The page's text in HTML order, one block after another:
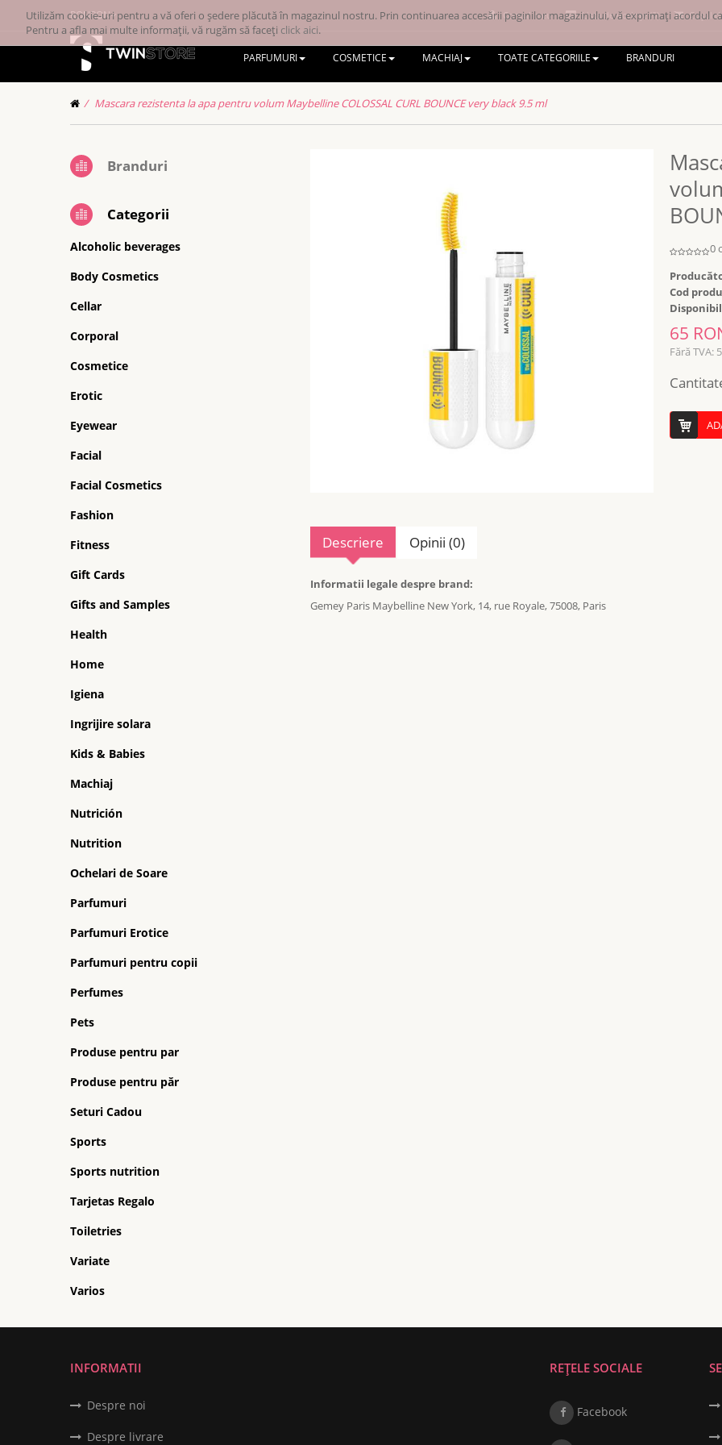
RONRON Contul meu Lista de dorințe (0) Coșul
PARFUMURI COSMETICE MACHIAJ TOATE CATEGORIILE BRANDURI
Mascara rezistenta la apa pentru volum Maybelline COLOSSAL CURL BOUNCE very black 9.5 ml
Branduri
Categorii
Alcoholic beverages
Body Cosmetics
Cellar
Corporal
Cosmetice
Erotic
Eyewear
Facial
Facial Cosmetics
Fashion
Fitness
Gift Cards
Gifts and Samples
Health
Home
Igiena
Ingrijire solara
Kids & Babies
Machiaj
Nutrición
Nutrition
Ochelari de Soare
Parfumuri
Parfumuri Erotice
Parfumuri pentru copii
Perfumes
Pets
Produse pentru par
Produse pentru păr
Seturi Cadou
Sports
Sports nutrition
Tarjetas Regalo
Toiletries
Variate
Varios
0
Cod
65
Fără TVA:
Descriere Opinii (0)
Informatii legale despre brand:
Gemey Paris Maybelline New York, 14, rue Royale, 75008, Paris
INFORMATII
Despre noi
Despre livrare
REȚELE SOCIALE
Facebook
Utilizăm cookie-uri pentru a vă oferi o ședere plăcută în magazinul nostru. Prin continuarea accesării paginilor magazinului, vă exprimați acordul
Pentru a afla mai multe informații, vă rugăm să faceți click aici.